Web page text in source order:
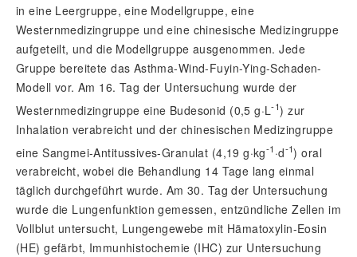
in eine Leergruppe, eine Modellgruppe, eine
Westernmedizingruppe und eine chinesische Medizingruppe
aufgeteilt, und die Modellgruppe ausgenommen. Jede
Gruppe bereitete das Asthma-Wind-Fuyin-Ying-Schaden-
Modell vor. Am 16. Tag der Untersuchung wurde der
Westernmedizingruppe eine Budesonid (0,5 g·L-1) zur
Inhalation verabreicht und der chinesischen Medizingruppe
eine Sangmei-Antitussives-Granulat (4,19 g·kg-1 ·d-1) oral
verabreicht, wobei die Behandlung 14 Tage lang einmal
täglich durchgeführt wurde. Am 30. Tag der Untersuchung
wurde die Lungenfunktion gemessen, entzündliche Zellen im
Vollblut untersucht, Lungengewebe mit Hämatoxylin-Eosin
(HE) gefärbt, Immunhistochemie (IHC) zur Untersuchung